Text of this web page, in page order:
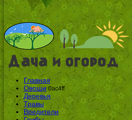
Главная
Овощи 0ac4ff
Деревья
Травы
Вредители